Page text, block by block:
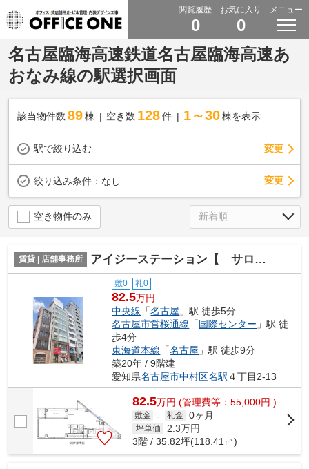
閲覧履歴
0
お気に入り
0
メニュー
名古屋臨海高速鉄道名古屋臨海高速あ
おなみ線の駅選択画面
該当物件数 89棟 空き数 128 件 1～30 棟を表示
駅で絞り込む 変更
絞り込み条件： なし 変更
空き物件のみ
賃貸 | 店舗事務所 アイジーステーション【 サロン系おすすめ 】
敷0 礼0
82.5万円
中央線 「名古屋 」駅 徒歩5分
名古屋市営桜通線 「国際センター 」駅 徒
歩4分
東海道本線 「名古屋 」駅 徒歩9分
築20年 / 9階建
愛知県名古屋市中村区名駅 ４丁目2-13
82.5万円 (管理費等：55,000円 )
敷金 - 礼金 0ヶ月
坪単価 2.3万円
3階 / 35.82坪(118.41㎡)